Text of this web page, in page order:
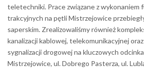
teletechniki. Prace związane z wykonaniem
trakcyjnych na pętli Mistrzejowice
saperskim. Zrealizowaliśmy również
kanalizacji kablowej, telekomunikacyjnej
sygnalizacji drogowej na kluczowych
Mistrzejowice, ul. Dobrego Pasterza, ul.